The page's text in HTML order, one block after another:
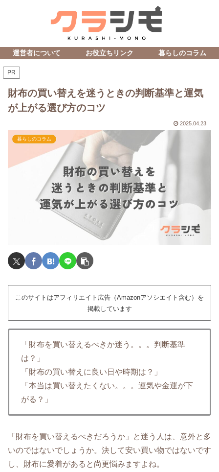
運営者について お役立ちリンク 暮らしのコラム
PR
財布の買い替えを迷うときの判断基準と運気
が上がる選び方のコツ
2025.04.23
暮らしのコラム
このサイトはアフィリエイト広告（Amazonアソシエイト含む）を
掲載しています
「財布を買い替えるべきか迷う。。。判断基準
は？」
「財布の買い替えに良い日や時期は？」
「本当は買い替えたくない。。。運気や金運が下
がる？」
「財布を買い替えるべきだろうか」と迷う人は、意外と多
いのではないでしょうか。決して安い買い物ではないです
し、財布に愛着があると尚更悩みますよね。